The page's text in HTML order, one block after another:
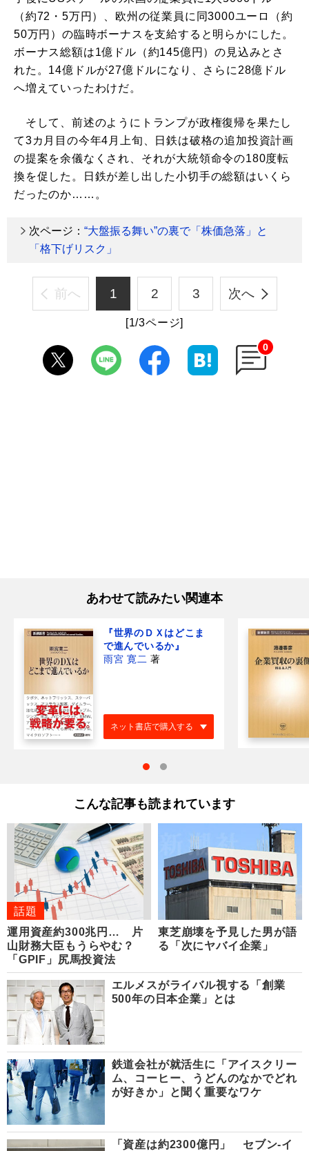
（約72・5万円）、欧州の従業員に同3000ユーロ（約
50万円）の臨時ボーナスを支給すると明らかにした。
ボーナス総額は1億ドル（約145億円）の見込みとさ
れた。14億ドルが27億ドルになり、さらに28億ドル
へ増えていったわけだ。
そして、前述のようにトランプが政権復帰を果たし
て3カ月目の今年4月上旬、日鉄は破格の追加投資計画
の提案を余儀なくされ、それが大統領命令の180度転
換を促した。日鉄が差し出した小切手の総額はいくら
だったのか……。
次ページ： “大盤振る舞い”の裏で「株価急落」と
「格下げリスク」
前へ 1 2 3 次へ
[1/3ページ]
0
あわせて読みたい関連本
『世界のＤＸはどこま
で進んでいるか』
雨宮 寛二 著
ネット書店で購入する
こんな記事も読まれています
話題
運用資産約300兆円… 片
山財務大臣もうらやむ？
「GPIF」尻馬投資法
東芝崩壊を予見した男が語
る「次にヤバイ企業」
エルメスがライバル視する「創業
500年の日本企業」とは
鉄道会社が就活生に「アイスクリー
ム、コーヒー、うどんのなかでどれ
が好きか」と聞く重要なワケ
「資産は約2300億円」 セブン-イ